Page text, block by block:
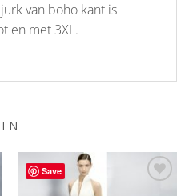
van boho kant is
en met 3XL.
Save